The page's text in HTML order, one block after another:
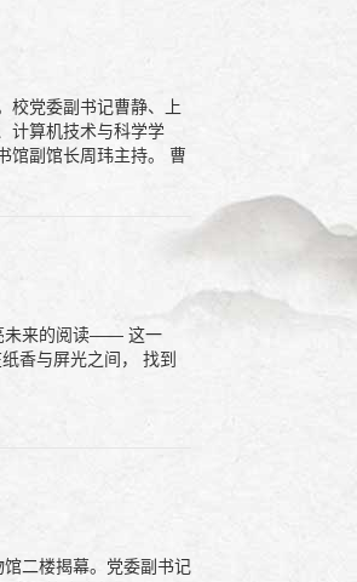
校党委副书记曹静、上
计算机技术与科学学
副馆长周玮主持。 曹
未来的阅读—— 这一
屏光之间， 找到
二楼揭幕。党委副书记